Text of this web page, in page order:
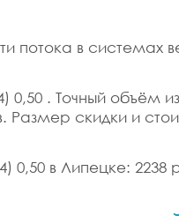
потока в системах
. Точный объём
скидки и
0,50 в Липецке: 2238